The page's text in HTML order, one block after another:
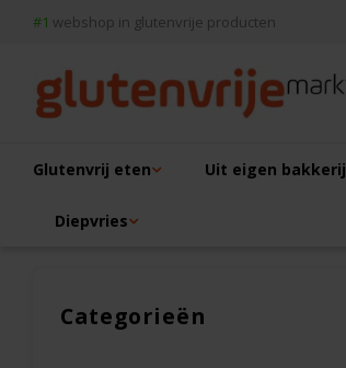
#1 webshop in glutenvrije producten
Glutenvrij eten Uit eigen bakkerij
Diepvries
Categorieën